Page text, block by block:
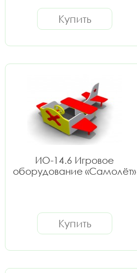
Купить
ИО-14.6 Игровое
оборудование «Самолёт»
Купить